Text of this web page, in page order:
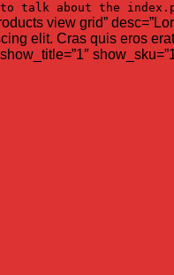
talk about the
view grid”
elit. Cras quis eros